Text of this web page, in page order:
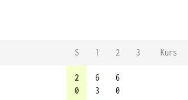
S 1 2 3 Kurs
2
0
6
3
6
0